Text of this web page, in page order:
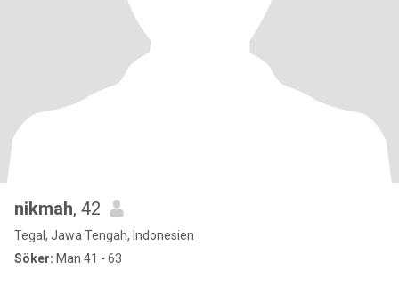
nikmah, 42
Tegal, Jawa Tengah, Indonesien
Söker: Man 41 - 63